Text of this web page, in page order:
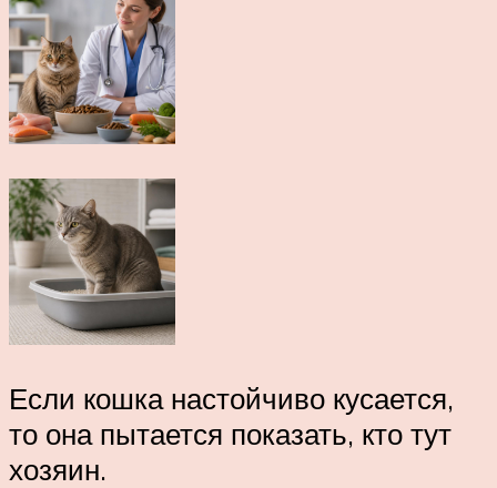
Если кошка настойчиво кусается,
то она пытается показать, кто тут
хозяин.